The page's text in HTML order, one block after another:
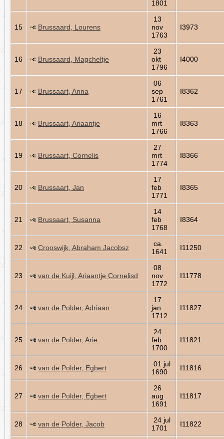
1801
15 Brussaard, Lourens
13
nov
1763
I3973
16 Brussaard, Magcheltje
23
okt
1796
I4000
17 Brussaart, Anna
06
sep
1761
I8362
18 Brussaart, Ariaantje
16
mrt
1766
I8363
19 Brussaart, Cornelis
27
mrt
1774
I8366
20 Brussaart, Jan
17
feb
1771
I8365
21 Brussaart, Susanna
14
feb
1768
I8364
22 Crooswijk, Abraham Jacobsz
ca.
1641
I11250
23 van de Kuijl, Ariaantje Cornelisd
08
nov
1772
I11778
24 van de Polder, Adriaan
17
jan
1712
I11827
25 van de Polder, Arie
24
feb
1700
I11821
26 van de Polder, Egbert
01 jul
1690
I11816
27 van de Polder, Egbert
26
aug
1691
I11817
28 van de Polder, Jacob
24 jul
1701
I11822